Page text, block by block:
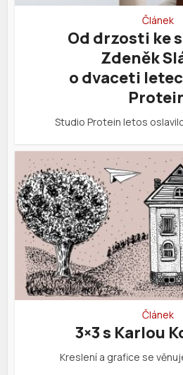
Článek
Od drzosti ke
Zdeněk
o dvaceti
Studio Protein letos
Článek
3×3 s Karlou
Kreslení a grafice se